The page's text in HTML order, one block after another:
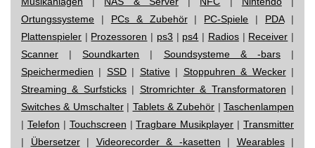
Ortungssysteme | PCs & Zubehör| PC-Spiele | PDA|
Plattenspieler | Prozessoren | ps3 | ps4 | Radios| Receiver |
Scanner |Soundkarten | Soundsysteme & -bars|
Speichermedien | SSD| Stative| Stoppuhren & Wecker|
Streaming & Surfsticks| Stromrichter & Transformatoren |
Switches & Umschalter| Tablets & Zubehör | Taschenlampen
| Telefon | Touchscreen |Tragbare Musikplayer | Transmitter
| Übersetzer| Videorecorder & -kasetten | Wearables|